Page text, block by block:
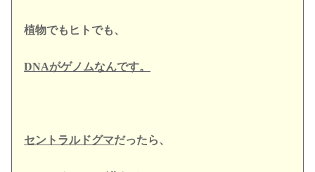
植物でもヒトでも、
DNAがゲノムなんです。
セントラルドグマだったら、